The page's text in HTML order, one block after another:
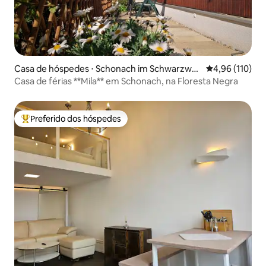
Casa de hóspedes ⋅ Schonach im Schwarzwal
d
4,96 de uma
4,96 (110)
Casa de férias **Mila** em Schonach, na Floresta Negra
Entre os melhores preferidos dos hóspedes
Preferido dos hóspedes